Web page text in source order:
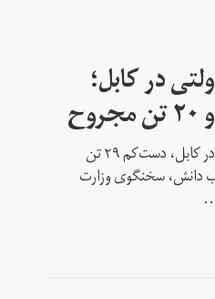
در کابل؛
در حمله مسلحانه به دو ساختمان دولتی در کابل، دست‌کم ۲۹ تن
دانش، سخنگوی وزارت